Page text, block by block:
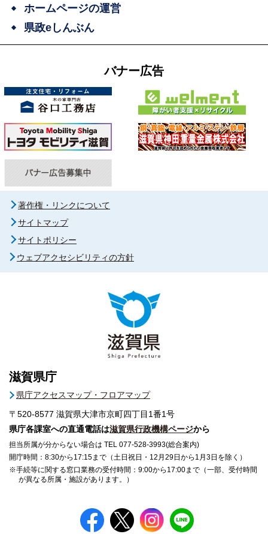
ホームページの運営
県政eしんぶん
バナー広告
著作権・リンクについて
サイトマップ
サイトポリシー
ウェブアクセシビリティの方針
滋賀県庁
県庁アクセスマップ・フロアマップ
〒520-8577 滋賀県大津市京町四丁目1番1号
県庁各課室への直通電話は滋賀県行政機構ページから
担当所属が分からない場合は TEL 077-528-3993(総合案内)
開庁時間：8:30から17:15まで（土日祝日・12月29日から1月3日を除く）
※手続等に関する窓口業務の受付時間：9:00から17:00まで（一部、受付時間
が異なる所属・施設があります。）